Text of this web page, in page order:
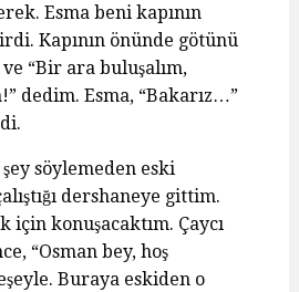
Esma beni kapının
Kapının önünde götünü
ve “Bir ara buluşalım,
dedim. Esma, “Bakarız…”
söylemeden eski
dershaneye gittim.
için konuşacaktım. Çaycı
“Osman bey, hoş
Buraya eskiden o